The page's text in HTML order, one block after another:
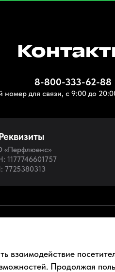
8-800-333-62-88
для связи, с 9:00 до
: 1177746601757
: 7725380313
использования
взаимодействие
Продолжая